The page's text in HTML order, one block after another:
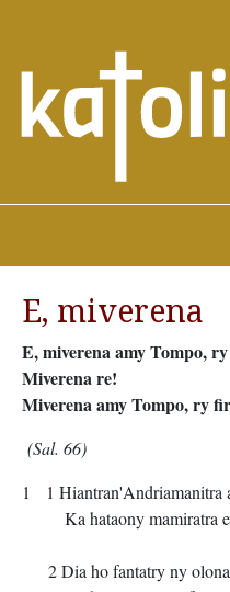
E, miverena
E, miverena amy Tompo,
Miverena re!
Miverena amy Tompo, ry
(Sal. 66)
1 1 Hiantran'Andriamanitra
Ka hataony mamiratra
2 Dia ho fantatry ny olona